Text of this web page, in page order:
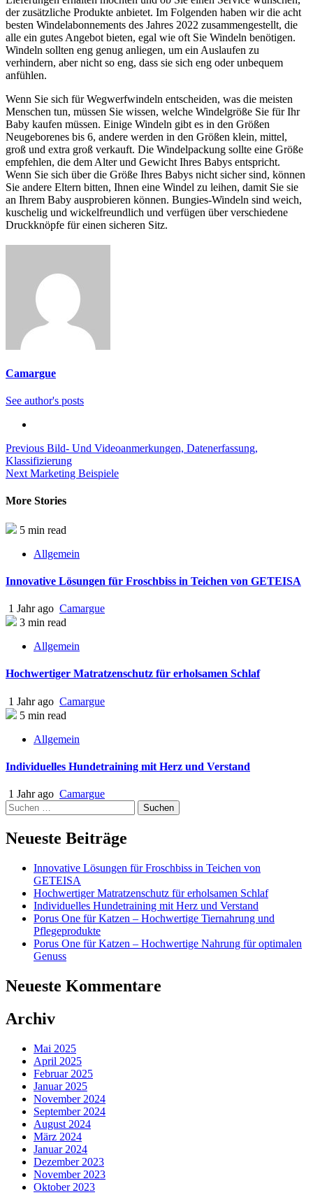
der zusätzliche Produkte anbietet. Im Folgenden haben wir die acht
besten Windelabonnements des Jahres 2022 zusammengestellt, die
alle ein gutes Angebot bieten, egal wie oft Sie Windeln benötigen.
Windeln sollten eng genug anliegen, um ein Auslaufen zu
verhindern, aber nicht so eng, dass sie sich eng oder unbequem
anfühlen.
Wenn Sie sich für Wegwerfwindeln entscheiden, was die meisten
Menschen tun, müssen Sie wissen, welche Windelgröße Sie für Ihr
Baby kaufen müssen. Einige Windeln gibt es in den Größen
Neugeborenes bis 6, andere werden in den Größen klein, mittel,
groß und extra groß verkauft. Die Windelpackung sollte eine Größe
empfehlen, die dem Alter und Gewicht Ihres Babys entspricht.
Wenn Sie sich über die Größe Ihres Babys nicht sicher sind, können
Sie andere Eltern bitten, Ihnen eine Windel zu leihen, damit Sie sie
an Ihrem Baby ausprobieren können. Bungies-Windeln sind weich,
kuschelig und wickelfreundlich und verfügen über verschiedene
Druckknöpfe für einen sicheren Sitz.
Camargue
See author's posts
Continue
Reading
Previous Bild- Und Videoanmerkungen, Datenerfassung,
Klassifizierung
Next Marketing Beispiele
More Stories
5 min read
Allgemein
Innovative Lösungen für Froschbiss in Teichen von GETEISA
1 Jahr ago Camargue
3 min read
Allgemein
Hochwertiger Matratzenschutz für erholsamen Schlaf
1 Jahr ago Camargue
5 min read
Allgemein
Individuelles Hundetraining mit Herz und Verstand
1 Jahr ago Camargue
Suchen
nach:
Neueste Beiträge
Innovative Lösungen für Froschbiss in Teichen von
GETEISA
Hochwertiger Matratzenschutz für erholsamen Schlaf
Individuelles Hundetraining mit Herz und Verstand
Porus One für Katzen – Hochwertige Tiernahrung und
Pflegeprodukte
Porus One für Katzen – Hochwertige Nahrung für optimalen
Genuss
Neueste Kommentare
Archiv
Mai 2025
April 2025
Februar 2025
Januar 2025
November 2024
September 2024
August 2024
März 2024
Januar 2024
Dezember 2023
November 2023
Oktober 2023